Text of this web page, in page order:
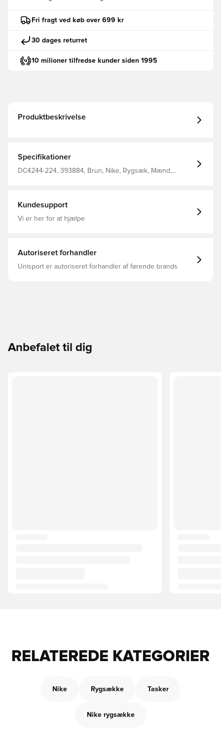
Fri fragt ved køb over 699 kr
30 dages returret
10 milioner tilfredse kunder siden 1995
Produktbeskrivelse
Specifikationer
DC4244-224, 393884, Brun, Nike, Rygsæk, Mænd,
Kundesupport
Vi er her for at hjælpe
Autoriseret forhandler
Unisport er autoriseret forhandler af førende brands
Anbefalet til dig
RELATEREDE KATEGORIER
Nike Rygsække Tasker
Nike rygsække